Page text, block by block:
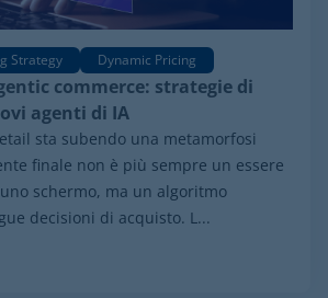
Strategy Dynamic Pricing
commerce: strategie di
agenti di IA
sta subendo una metamorfosi
finale non è più sempre un essere
schermo, ma un algoritmo
decisioni di acquisto. L...